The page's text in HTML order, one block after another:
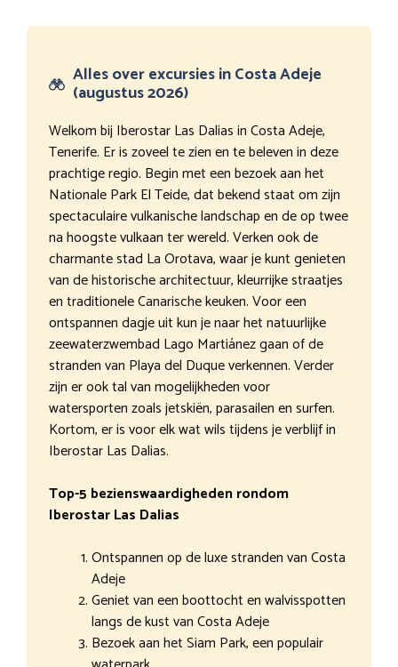
Alles over excursies in Costa Adeje
(augustus 2026)
Welkom bij Iberostar Las Dalias in Costa Adeje,
Tenerife. Er is zoveel te zien en te beleven in deze
prachtige regio. Begin met een bezoek aan het
Nationale Park El Teide, dat bekend staat om zijn
spectaculaire vulkanische landschap en de op twee
na hoogste vulkaan ter wereld. Verken ook de
charmante stad La Orotava, waar je kunt genieten
van de historische architectuur, kleurrijke straatjes
en traditionele Canarische keuken. Voor een
ontspannen dagje uit kun je naar het natuurlijke
zeewaterzwembad Lago Martiánez gaan of de
stranden van Playa del Duque verkennen. Verder
zijn er ook tal van mogelijkheden voor
watersporten zoals jetskiën, parasailen en surfen.
Kortom, er is voor elk wat wils tijdens je verblijf in
Iberostar Las Dalias.
Top-5 bezienswaardigheden rondom
Iberostar Las Dalias
Ontspannen op de luxe stranden van Costa
Adeje
Geniet van een boottocht en walvisspotten
langs de kust van Costa Adeje
Bezoek aan het Siam Park, een populair